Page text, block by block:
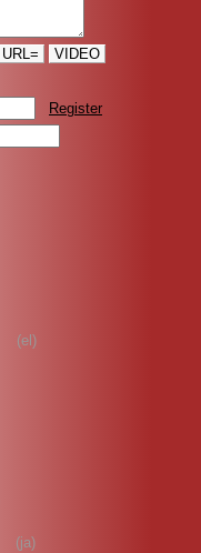
URL= VIDEO
Register
(el)
(ja)